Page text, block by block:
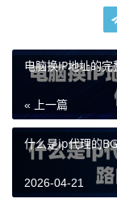
这个过程并不复
目标地区。以下
第一步：明确你
地化翻译和优化
国、巴西等。
第二步：获取对
P的质量直接决
代理这样，在全
服务商。天启代
电脑换IP地址的
« 上一篇
什么是ip代理的
2026-04-21